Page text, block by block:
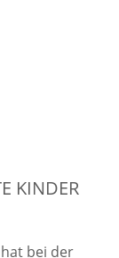
KINDER
bei der